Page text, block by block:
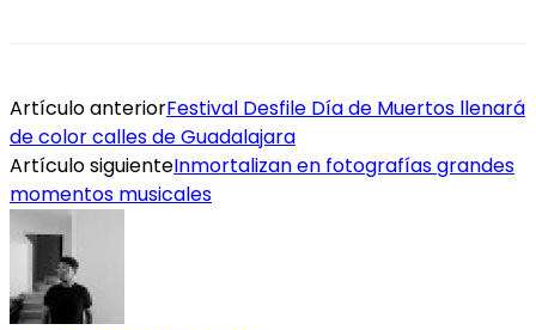
Artículo anteriorFestival Desfile Día de Muertos llenará
de color calles de Guadalajara
Artículo siguienteInmortalizan en fotografías grandes
momentos musicales